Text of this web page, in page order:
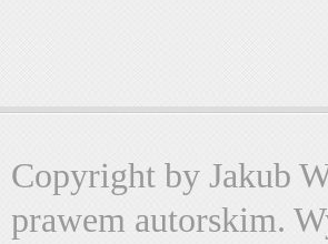
Copyright by Jakub
prawem autorskim.